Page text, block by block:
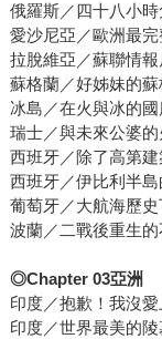
俄羅斯／四十八小
愛沙尼亞／歐洲最
拉脫維亞／蘇聯情
蘇格蘭／好姊妹的
冰島／在火與冰的
瑞士／與未來公婆
西班牙／除了高第
西班牙／伊比利半
葡萄牙／大航海歷
波蘭／二戰後重生
◎Chapter 03亞洲
印度／抱歉！我沒愛
印度／世界最美的陵